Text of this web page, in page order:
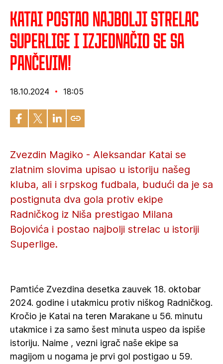
Katai postao najbolji strelac
Superlige i izjednačio se sa
Pančevim!
18.10.2024 18:05
Zvezdin Magiko - Aleksandar Katai se
zlatnim slovima upisao u istoriju našeg
kluba, ali i srpskog fudbala, budući da je sa
postignuta dva gola protiv ekipe
Radničkog iz Niša prestigao Milana
Bojovića i postao najbolji strelac u istoriji
Superlige.
Pamtiće Zvezdina desetka zauvek 18. oktobar
2024. godine i utakmicu protiv niškog Radničkog.
Kročio je Katai na teren Marakane u 56. minutu
utakmice i za samo šest minuta uspeo da ispiše
istoriju. Naime , vezni igrač naše ekipe sa
magijom u nogama je prvi gol postigao u 59.